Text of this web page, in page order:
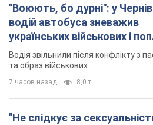
"Воюють, бо дурні": у
водій автобуса зневажив
українських військових і
Відео
Водія звільнили після конфлікту з
та образ військових
7 часов назад 8,0 т.
"Не слідкує за